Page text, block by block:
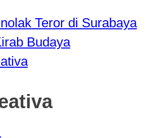
Teror di Surabaya
Budaya